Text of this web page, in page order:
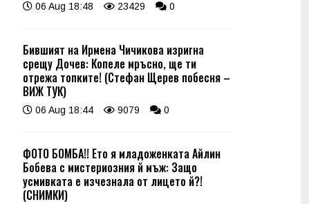
06 Aug 18:48 23429 0
Бившият на Ирмена Чичикова изригна
срещу Дочев: Копеле мръсно, ще ти
отрежа топките! (Стефан Щерев побесня –
ВИЖ ТУК)
06 Aug 18:44 9079 0
ФОТО БОМБА!! Ето я младоженката Айлин
Бобева с мистериозния й мъж: Защо
усмивката е изчезнала от лицето й?!
(СНИМКИ)